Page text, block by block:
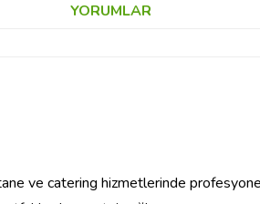
YORUMLAR
ve catering hizmetlerinde